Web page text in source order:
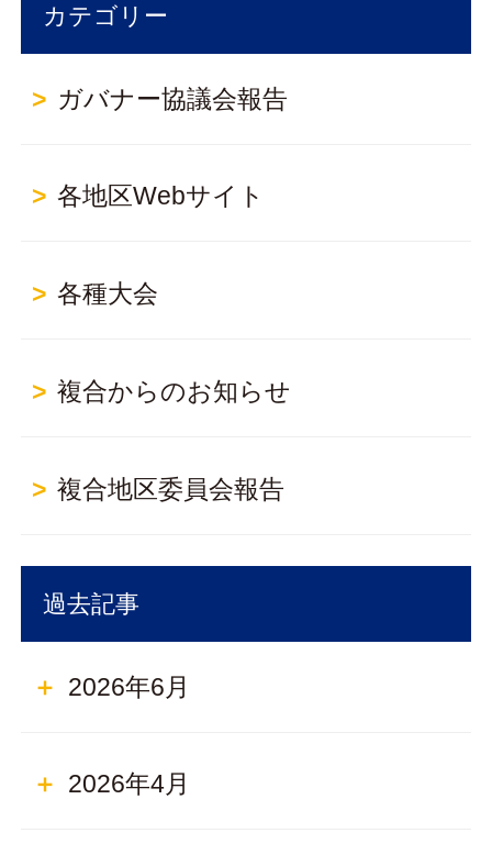
カテゴリー
ガバナー協議会報告
各地区Webサイト
各種大会
複合からのお知らせ
複合地区委員会報告
過去記事
2026年6月
2026年4月